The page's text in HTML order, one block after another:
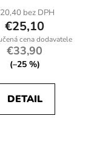
bez DPH
€25,10
€33,90
(–25 %)
DETAIL